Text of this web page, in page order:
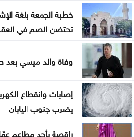
في المملكة
إعلام عبري: واشنطن تواصل سحب
بالوقود من بن غوريون
خطبة الجمعة بلغة
تحتضن الصم في
وفاة والد ميسي
إصابات وانقطاع
يضرب جنوب اليابان
راقصة بأحد مطاعم